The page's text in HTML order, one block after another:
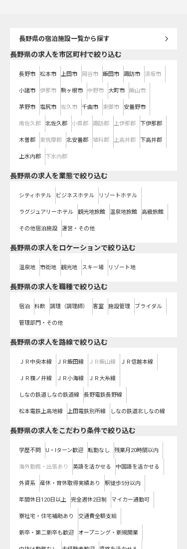
長野県の宿泊施設一覧から探す
長野県の求人を市区町村で絞り込む
長野市 松本市 上田市 岡谷市 飯田市 諏訪市 須坂市
小諸市 伊那市 駒ヶ根市 中野市 大町市 飯山市
茅野市 塩尻市 佐久市 千曲市 東御市 安曇野市
南佐久郡 北佐久郡 小県郡 諏訪郡 上伊那郡 下伊那郡
木曽郡 東筑摩郡 北安曇郡 埴科郡 上高井郡 下高井郡
上水内郡 下水内郡
長野県の求人を業態で絞り込む
シティホテル ビジネスホテル リゾートホテル
ラグジュアリーホテル 観光地旅館 温泉地旅館 高級旅館
その他宿泊施設 運営・その他
長野県の求人をロケーションで絞り込む
温泉地 市街地 観光地 スキー場 リゾート地
長野県の求人を職種で絞り込む
宿泊 料飲 調理（調理師） 客室 施設管理 ブライダル
管理部門・その他
長野県の求人を路線で絞り込む
ＪＲ中央本線 ＪＲ飯田線 ＪＲ飯山線 ＪＲ信越本線
ＪＲ篠ノ井線 ＪＲ小海線 ＪＲ大糸線
しなの鉄道しなの鉄道線 長野電鉄長野線
松本電鉄上高地線 上田電鉄別所線 しなの鉄道北しなの線
長野県の求人をこだわり条件で絞り込む
学歴不問 U・Iターン歓迎 転勤なし 残業月20時間以内
海外勤務・出張あり 英語を活かせる 中国語を活かせる
外資系 産休・育休取得実績あり 駅徒歩5分以内
年間休日120日以上 完全週休2日制 マイカー通勤可
寮社宅・住宅補助あり 交通費全額支給
新卒・第二新卒も歓迎 オープニング・新規開業